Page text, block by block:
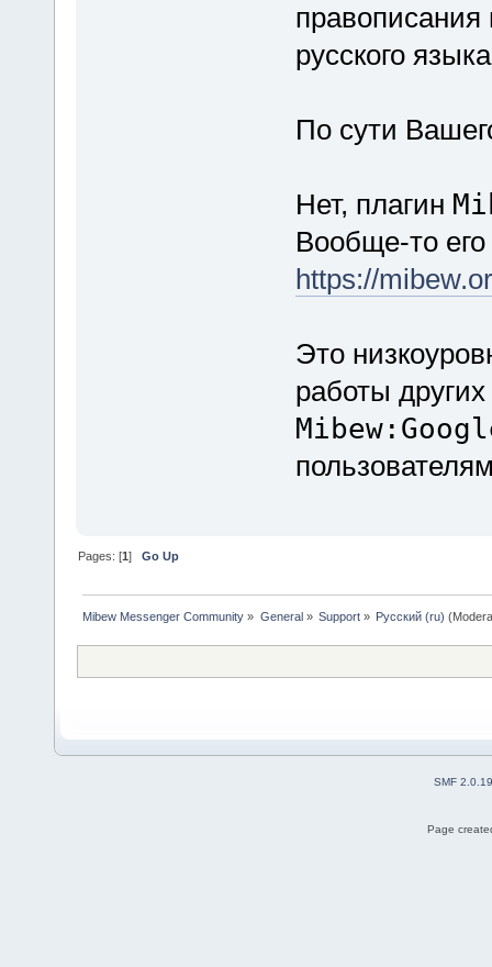
русского
По сути
Нет, плагин
Вообще-то его
https://
Это
работы
Pages: [1]Go Up
Mibew Messenger Community » General» Support» Русский (ru)
SMF 2.0.19
Page